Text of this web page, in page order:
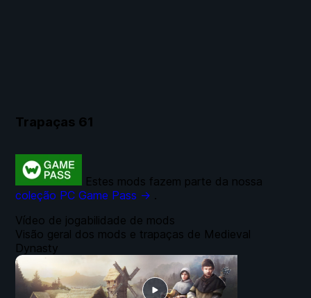
Trapaças 61
Vídeo de jogabilidade de mods
Visão geral dos mods e trapaças de Medieval
Dynasty
Estes mods fazem parte da nossa
coleção PC Game Pass → .